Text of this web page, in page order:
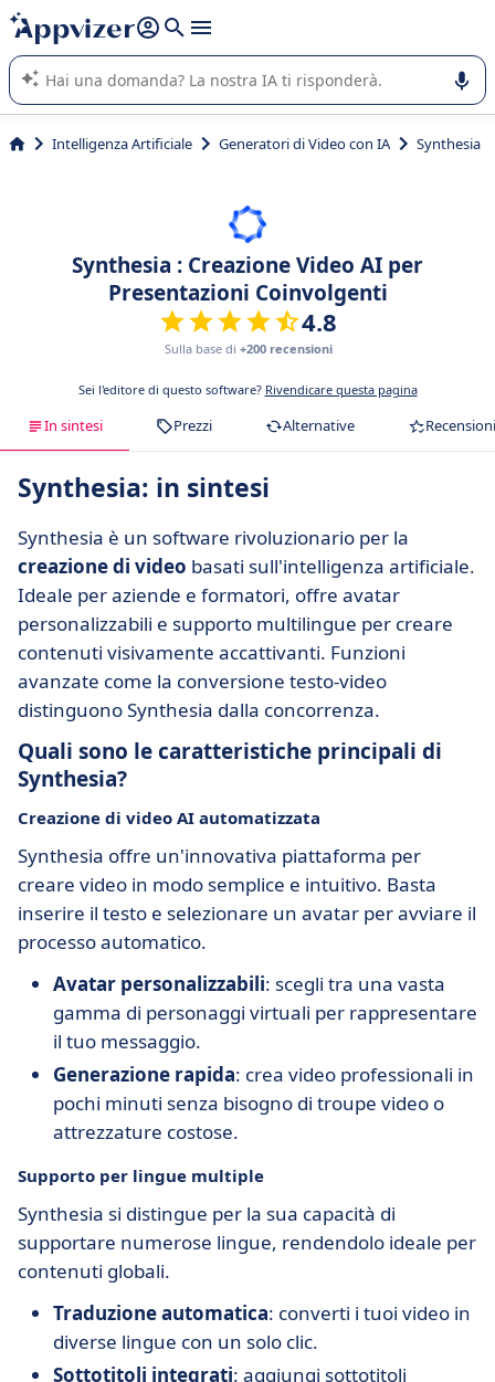
righe con
shift + enter
L'IA di Appvizer vi guida nell'utilizzo o nella scelta di un
software SaaS per la vostra azienda.
Intelligenza Artificiale Generatori di Video con IA Synthesia
Synthesia : Creazione Video AI per
Presentazioni Coinvolgenti
4.8
Sulla base di +200 recensioni
Sei l'editore di questo software? Rivendicare questa pagina
In sintesi Prezzi Alternative Recensioni
Synthesia: in sintesi
Synthesia è un software rivoluzionario per la
creazione di video basati sull'intelligenza artificiale.
Ideale per aziende e formatori, offre avatar
personalizzabili e supporto multilingue per creare
contenuti visivamente accattivanti. Funzioni
avanzate come la conversione testo-video
distinguono Synthesia dalla concorrenza.
Quali sono le caratteristiche principali di
Synthesia?
Creazione di video AI automatizzata
Synthesia offre un'innovativa piattaforma per
creare video in modo semplice e intuitivo. Basta
inserire il testo e selezionare un avatar per avviare il
processo automatico.
Avatar personalizzabili: scegli tra una vasta
gamma di personaggi virtuali per rappresentare
il tuo messaggio.
Generazione rapida: crea video professionali in
pochi minuti senza bisogno di troupe video o
attrezzature costose.
Supporto per lingue multiple
Synthesia si distingue per la sua capacità di
supportare numerose lingue, rendendolo ideale per
contenuti globali.
Traduzione automatica: converti i tuoi video in
diverse lingue con un solo clic.
Sottotitoli integrati: aggiungi sottotitoli